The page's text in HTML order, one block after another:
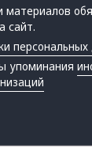
материалов
сайт.
упоминания